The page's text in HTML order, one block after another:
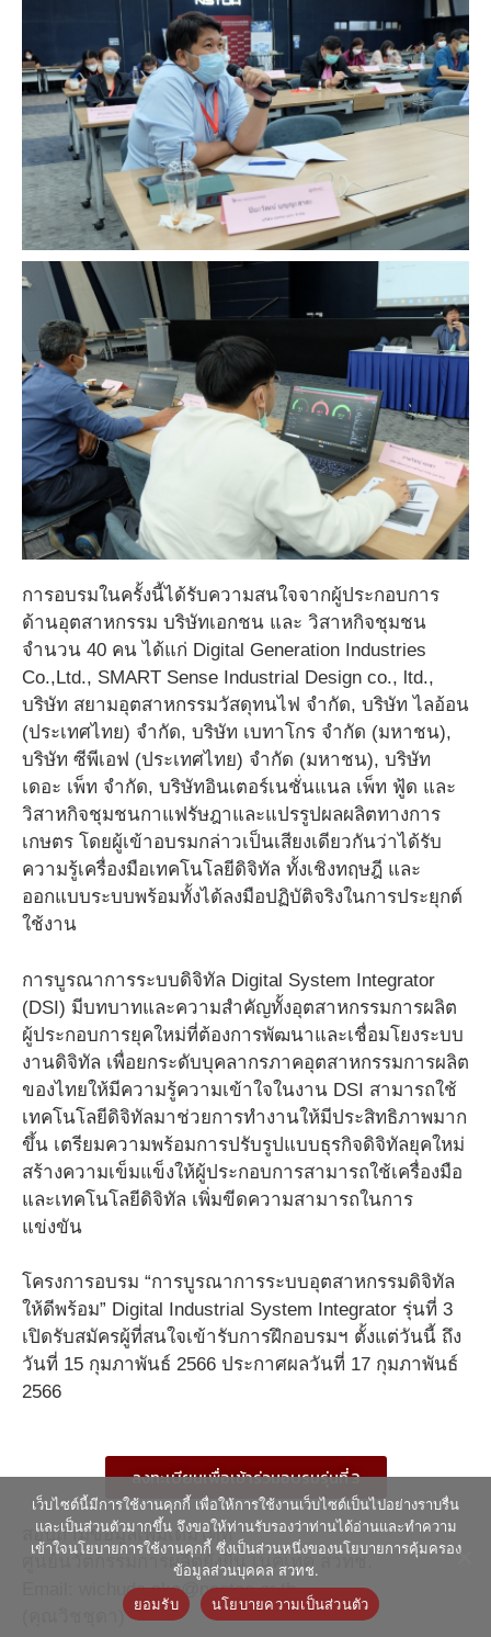
การอบรมในครั้งนี้ได้รับความสนใจจากผู้ประกอบการ
ด้านอุตสาหกรรม บริษัทเอกชน และ วิสาหกิจชุมชน
จำนวน 40 คน ได้แก่ Digital Generation Industries
Co.,Ltd., SMART Sense Industrial Design co., ltd.,
บริษัท สยามอุตสาหกรรมวัสดุทนไฟ จำกัด, บริษัท ไลอ้อน
(ประเทศไทย) จำกัด, บริษัท เบทาโกร จำกัด (มหาชน),
บริษัท ซีพีเอฟ (ประเทศไทย) จำกัด (มหาชน), บริษัท
เดอะ เพ็ท จำกัด, บริษัทอินเตอร์เนชั่นแนล เพ็ท ฟู้ด และ
วิสาหกิจชุมชนกาแฟรัษฎาและแปรรูปผลผลิตทางการ
เกษตร โดยผู้เข้าอบรมกล่าวเป็นเสียงเดียวกันว่าได้รับ
ความรู้เครื่องมือเทคโนโลยีดิจิทัล ทั้งเชิงทฤษฎี และ
ออกแบบระบบพร้อมทั้งได้ลงมือปฏิบัติจริงในการประยุกต์
ใช้งาน
การบูรณาการระบบดิจิทัล Digital System Integrator
(DSI) มีบทบาทและความสำคัญทั้งอุตสาหกรรมการผลิต
ผู้ประกอบการยุคใหม่ที่ต้องการพัฒนาและเชื่อมโยงระบบ
งานดิจิทัล เพื่อยกระดับบุคลากรภาคอุตสาหกรรมการผลิต
ของไทยให้มีความรู้ความเข้าใจในงาน DSI สามารถใช้
เทคโนโลยีดิจิทัลมาช่วยการทำงานให้มีประสิทธิภาพมาก
ขึ้น เตรียมความพร้อมการปรับรูปแบบธุรกิจดิจิทัลยุคใหม่
สร้างความเข็มแข็งให้ผู้ประกอบการสามารถใช้เครื่องมือ
และเทคโนโลยีดิจิทัล เพิ่มขีดความสามารถในการ
แข่งขัน
โครงการอบรม “การบูรณาการระบบอุตสาหกรรมดิจิทัล
ให้ดีพร้อม” Digital Industrial System Integrator รุ่นที่ 3
เปิดรับสมัครผู้ที่สนใจเข้ารับการฝึกอบรมฯ ตั้งแต่วันนี้ ถึง
วันที่ 15 กุมภาพันธ์ 2566 ประกาศผลวันที่ 17 กุมภาพันธ์
2566
ลงทะเบียนเพื่อเข้าร่วมอบรมรุ่นที่ 3
สอบถามข้อมูลเพิ่มเติมได้ที่
ศูนย์นวัตกรรมการผลิตยั่งยืน เนคเทค สวทช.
Email: wichuda.aka@nectec.or.th
(คุณวิชชุดา)
เว็บไซต์นี้มีการใช้งานคุกกี้ เพื่อให้การใช้งานเว็บไซต์เป็นไปอย่างราบรื่น
และเป็นส่วนตัวมากขึ้น จึงขอให้ท่านรับรองว่าท่านได้อ่านและทำความ
เข้าใจนโยบายการใช้งานคุกกี้ ซึ่งเป็นส่วนหนึ่งของนโยบายการคุ้มครอง
ข้อมูลส่วนบุคคล สวทช.
ยอมรับ
นโยบายความเป็นส่วนตัว